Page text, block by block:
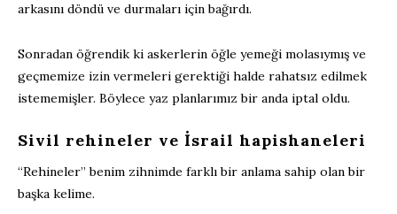
arkasını döndü ve durmaları için bağırdı.
Sonradan öğrendik ki askerlerin öğle yemeği molasıymış ve
geçmemize izin vermeleri gerektiği halde rahatsız edilmek
istememişler. Böylece yaz planlarımız bir anda iptal oldu.
Sivil rehineler ve İsrail hapishaneleri
“Rehineler” benim zihnimde farklı bir anlama sahip olan bir
başka kelime.